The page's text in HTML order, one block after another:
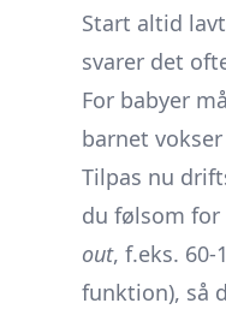
Start altid
svarer det
For babyer
barnet
Tilpas nu
du følsom
out, f.eks. 60-
funktion), så